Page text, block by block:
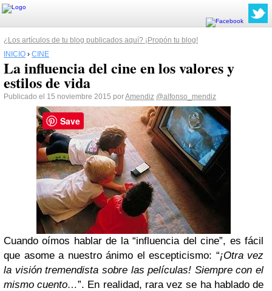
¿Los artículos de tu blog publicados aquí? ¡Propón tu blog!
INICIO › CINE
La influencia del cine en los valores y
estilos de vida
Publicado el 15 noviembre 2015 porAmendiz @alfonso_mendiz
Cuando oímos hablar de la “influencia del cine”, es fácil
que asome a nuestro ánimo el escepticismo: “¡Otra vez
la visión tremendista sobre las películas! Siempre con el
mismo cuento…”. En realidad, rara vez se ha hablado de
Save